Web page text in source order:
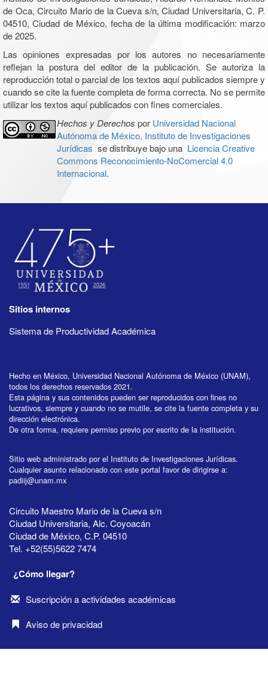
de Oca, Circuito Mario de la Cueva s/n, Ciudad Universitaria, C. P.
04510, Ciudad de México, fecha de la última modificación: marzo
de 2025.
Las opiniones expresadas por los autores no necesariamente
reflejan la postura del editor de la publicación. Se autoriza la
reproducción total o parcial de los textos aquí publicados siempre y
cuando se cite la fuente completa de forma correcta. No se permite
utilizar los textos aquí publicados con fines comerciales.
Hechos y Derechos por Universidad Nacional
Autónoma de México, Instituto de Investigaciones
Jurídicas se distribuye bajo una Licencia Creative
Commons Reconocimiento-NoComercial 4.0
Internacional.
Sitios internos
Sistema de Productividad Académica
Hecho en México, Universidad Nacional Autónoma de México (UNAM),
todos los derechos reservados 2021.
Esta página y sus contenidos pueden ser reproducidos con fines no
lucrativos, siempre y cuando no se mutile, se cite la fuente completa y su
dirección electrónica.
De otra forma, requiere permiso previo por escrito de la institución.
Sitio web administrado por el Instituto de Investigaciones Jurídicas.
Cualquier asunto relacionado con este portal favor de dirigirse a:
padiij@unam.mx
Circuito Maestro Mario de la Cueva s/n
Ciudad Universitaria, Alc. Coyoacán
Ciudad de México, C.P. 04510
Tel. +52(55)5622 7474
¿Cómo llegar?
Suscripción a actividades académicas
Aviso de privacidad